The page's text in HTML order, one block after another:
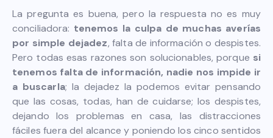
La pregunta es buena, pero la respuesta no es muy
conciliadora: tenemos la culpa de muchas averías
por simple dejadez, falta de información o despistes.
Pero todas esas razones son solucionables, porque si
tenemos falta de información, nadie nos impide ir
a buscarla; la dejadez la podemos evitar pensando
que las cosas, todas, han de cuidarse; los despistes,
dejando los problemas en casa, las distracciones
fáciles fuera del alcance y poniendo los cinco sentidos